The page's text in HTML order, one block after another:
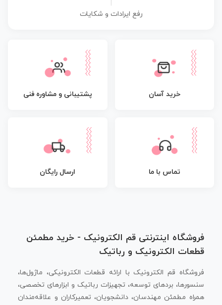
رفع ایرادات و شکایات
خرید آسان پشتیبانی و مشاوره فنی
تماس با ما ارسال رایگان
فروشگاه اینترنتی قم الکترونیک - خرید مطمئن
قطعات الکترونیک و رباتیک
فروشگاه قم الکترونیک با ارائه قطعات الکترونیکی، ماژول‌ها،
سنسورها، بردهای توسعه، تجهیزات رباتیک و ابزارهای تخصصی،
همراه مطمئن مهندسان، دانشجویان، تعمیرکاران و علاقه‌مندان